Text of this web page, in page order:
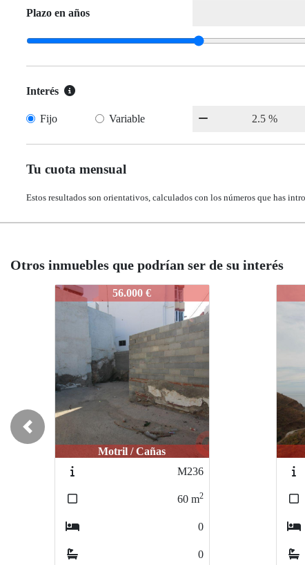
Plazo en años
Interés
Fijo Variable
Tu cuota mensual
Estos resultados son orientativos, calculados con los números que has
Otros inmuebles que podrían ser de su interés
L650
45.000 €
Itrabo / Itrabo
1324
3145m
0
0
Previous